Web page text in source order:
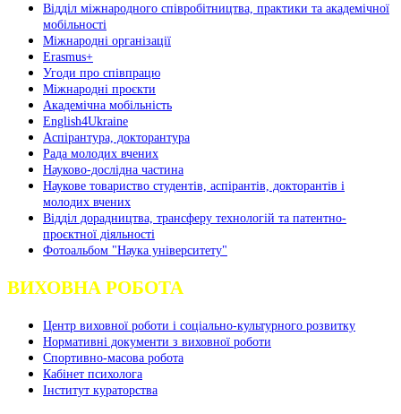
Відділ міжнародного співробітництва, практики та академічної
мобільності
Міжнародні організації
Erasmus+
Угоди про співпрацю
Міжнародні проєкти
Академічна мобільність
English4Ukraine
Аспірантура, докторантура
Рада молодих вчених
Науково-дослідна частина
Наукове товариство студентів, аспірантів, докторантів і
молодих вчених
Відділ дорадництва, трансферу технологій та патентно-
проєктної діяльності
Фотоальбом "Наука університету"
ВИХОВНА РОБОТА
Центр виховної роботи і соціально-культурного розвитку
Нормативні документи з виховної роботи
Спортивно-масова робота
Кабінет психолога
Інститут кураторства